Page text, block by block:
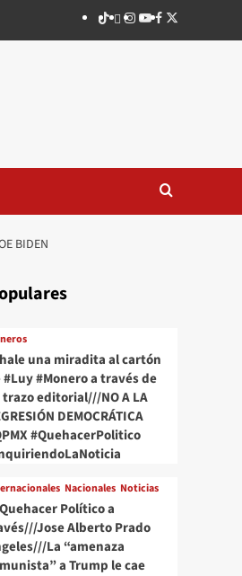
TikTok
threads
Instagram
Youtube
Facebook
X
BIDEN
una miradita al cartón
#Luy #Monero a través de
trazo editorial///NO A LA
DEMOCRÁTICA
#QuehacerPolitico
Nacionales Noticias
Político a
Jose Alberto Prado
La “amenaza
a Trump le cae